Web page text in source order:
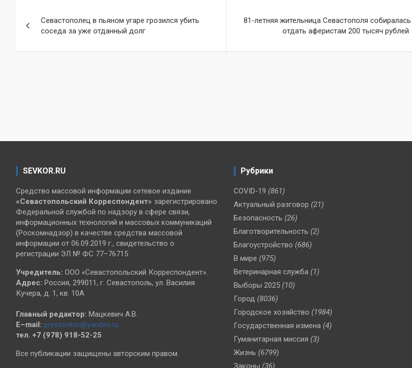
по
записям
Севастополец в пьяном угаре грозился убить
соседа за уже отданный долг
81-летняя жительница Севастополя собиралась
отдать аферистам 200 тысяч рублей
SEVKOR.RU
Средство массовой информации сетевое издание
«Севастопольский Корреспондент» зарегистрировано
Федеральной службой по надзору в сфере связи,
информационных технологий и массовых коммуникаций
(Роскомнадзор) в качестве средства массовой
информации от 06.09.2019 г., свидетельство о
регистрации ЭЛ № ФС 77–76715
Учредитель: ООО «Севастопольский Корреспондент».
Адрес: Россия, 299011, г. Севастополь, ул. Василия
Кучера, д. 1, кв. 10А
Главный редактор: Мацкевич А.В.
E–mail: pressevkor@yandex.ru
тел. +7 (978) 918-52-25
Все публикации защищены авторским правом.
Рубрики
COVID-19 (861)
Актуальный разговор (21)
Безопасность (26)
Благотворительность (2)
Благоустройство (686)
В мире (975)
Ветеринарная служба (1)
Выборы 2025 (10)
Город (8036)
Городское хозяйство (1984)
Государственная измена (4)
Гуманитарная миссия (3)
Жизнь (6799)
Законы (36)